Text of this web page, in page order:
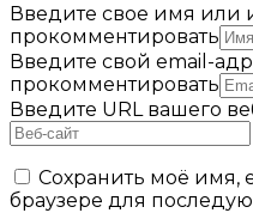
Введите свое имя или
прокомментировать
Введите свой email-
прокомментировать
Введите URL вашего
Сохранить моё имя,
браузере для